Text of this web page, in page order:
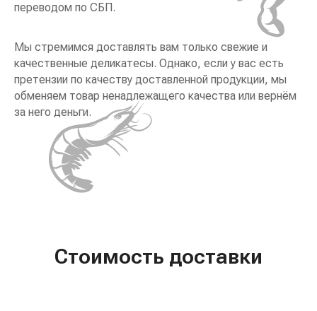
переводом по СБП.
Мы стремимся доставлять вам только свежие и
качественные деликатесы. Однако, если у вас есть
претензии по качеству доставленной продукции, мы
обменяем товар ненадлежащего качества или вернём
за него деньги.
Стоимость доставки